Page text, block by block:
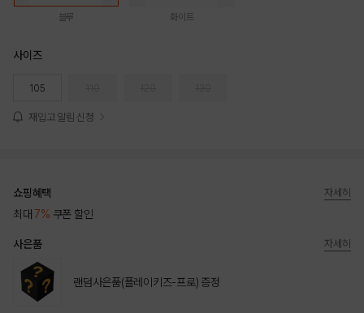
블루 화이트
사이즈
105
재입고 알림 신청
쇼핑혜택
최대 7% 쿠폰 할인
자세히
사은품
랜덤사은품(플레이키즈-프로) 증정
자세히